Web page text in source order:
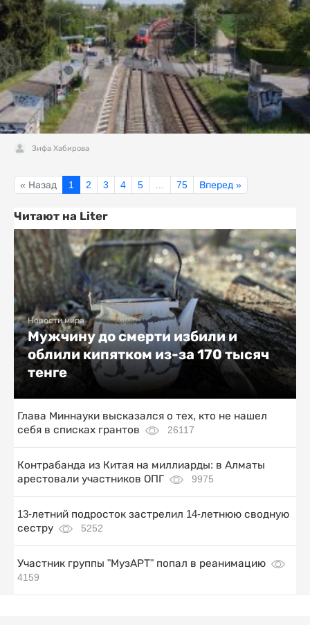
Зифа Хабирова
« Назад 1 2 3 4 5 75 Вперед »
Читают на Liter
Новости мира
Мужчину до смерти избили и
облили кипятком из-за 170 тысяч
тенге
Глава Миннауки высказался о тех, кто не нашел
себя в списках грантов
26117
Контрабанда из Китая на миллиарды: в Алматы
арестовали участников ОПГ
9975
13-летний подросток застрелил 14-летнюю сводную
сестру
5252
Участник группы "МузАРТ" попал в реанимацию
4159